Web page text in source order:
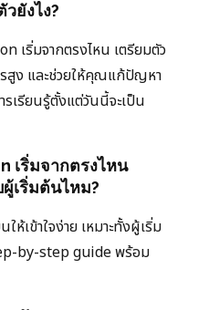
ยังไง?
เริ่มจากตรงไหน เตรียมตัว
สูง และช่วยให้คุณแก้ปัญหา
เรียนรู้ตั้งแต่วันนี้จะเป็น
เริ่มจากตรงไหน
ผู้เริ่มต้นไหม?
เข้าใจง่าย เหมาะทั้งผู้เริ่ม
by-step guide พร้อม